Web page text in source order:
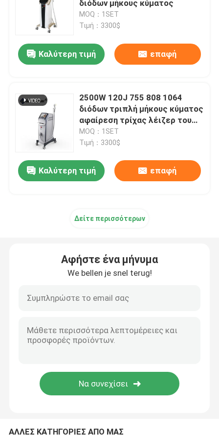
ipl μηχανή αφαίρεσης τρίχας
Κλασματική μηχανή λέιζερ του CO2
Picosecond μηχανή λέιζερ
Μηχανή λέιζερ Alexandrite
πολυσύνθετος εξοπλισμός ομορφιάς
διόδων μήκους κύματος
MOQ：1SET
Τιμή：3300$
Καλύτερη τιμή επαφή
2500W 120J 755 808 1064
διόδων τριπλή μήκους κύματος
αφαίρεση τρίχας λέιζερ του
προσώπου μόνιμη
MOQ：1SET
Τιμή：3300$
Καλύτερη τιμή επαφή
Δείτε περισσότερων
Αφήστε ένα μήνυμα
We bellen je snel terug!
ΑΛΛΕΣ ΚΑΤΗΓΟΡΙΕΣ ΑΠΟ ΜΑΣ